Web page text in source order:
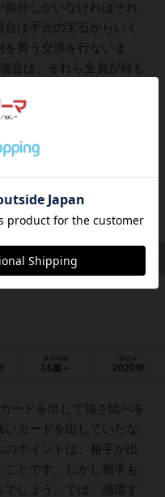
分しかいなければそれ
は手元の宝石からいく
買う交渉を行ないま
合は、それら全員が何も
270
お気に入り
下さい
推奨年齢
14歳～ 2020年
ードを出して強さ比べを
カードを出していたな
ポイントは、相手が出
とです。しかし相手も
でしょう。では、循環す